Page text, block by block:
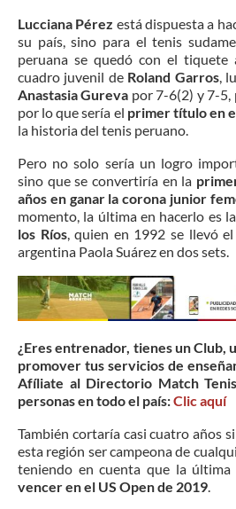
Lucciana Pérez está dispuesta a
su país, sino para el tenis
peruana se quedó con el tiquete
cuadro juvenil de Roland Garros,
Anastasia Gureva por 7-6(2) y 7-5,
por lo que sería el primer título en
la historia del tenis peruano.
Pero no solo sería un logro
sino que se convertiría en la
años en ganar la corona junior
momento, la última en hacerlo es
los Ríos, quien en 1992 se llevó
argentina Paola Suárez en dos sets.
¿Eres entrenador, tienes un Club,
promover tus servicios de
Afíliate al Directorio Match
personas en todo el país:Clic aquí
También cortaría casi cuatro años
esta región ser campeona de
teniendo en cuenta que la última
vencer en el US Open de 2019